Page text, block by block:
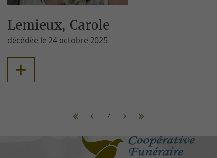
Lemieux, Carole
décédée le 24 octobre 2025
+
7